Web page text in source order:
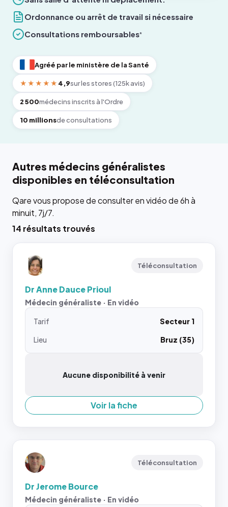
Ordonnance ou arrêt de travail si nécessaire
Consultations remboursables*
Agréé par le ministère de la Santé
★★★★★ 4,9sur les stores (125k avis)
2 500médecins inscrits à l'Ordre
10 millionsde consultations
Autres médecins généralistes
disponibles en téléconsultation
Qare vous propose de consulter en vidéo de 6h à
minuit, 7j/7.
14 résultats trouvés
Téléconsultation
Dr Anne Dauce Prioul
Médecin généraliste · En vidéo
Tarif
Secteur 1
Lieu
Bruz (35)
Aucune disponibilité à venir
Voir la fiche
Téléconsultation
Dr Jerome Bource
Médecin généraliste · En vidéo